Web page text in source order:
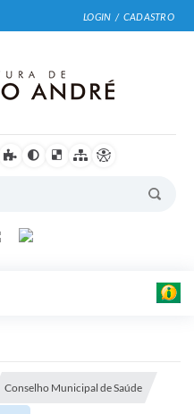
LOGIN / CADASTRO
Conselho Municipal de Saúde